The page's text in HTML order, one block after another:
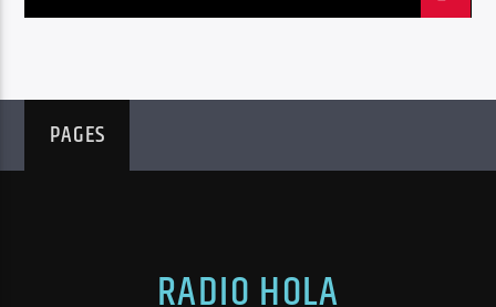
PAGES
RADIO HOLA